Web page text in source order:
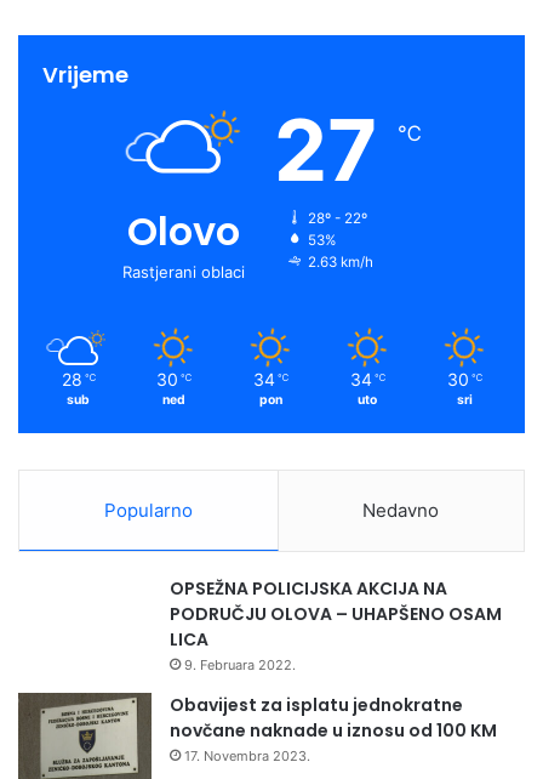
Vrijeme
Olovo
Rastjerani oblaci
27 ℃
28º - 22º
53%
2.63 km/h
28 ℃
sub
30 ℃
ned
34 ℃
pon
34 ℃
uto
30 ℃
sri
Popularno Nedavno
OPSEŽNA POLICIJSKA AKCIJA NA
PODRUČJU OLOVA – UHAPŠENO OSAM
LICA
9. Februara 2022.
Obavijest za isplatu jednokratne
novčane naknade u iznosu od 100 KM
17. Novembra 2023.